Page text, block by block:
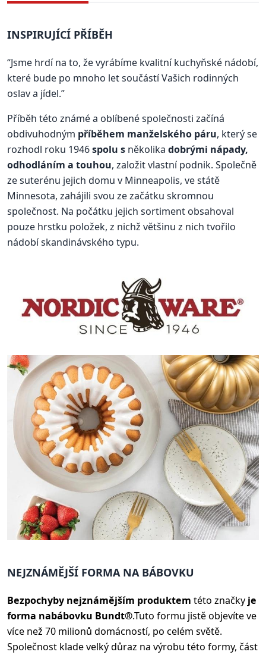
INSPIRUJÍCÍ PŘÍBĚH
“Jsme hrdí na to, že vyrábíme kvalitní kuchyňské nádobí,
které bude po mnoho let součástí Vašich rodinných
oslav a jídel.”
Příběh této známé a oblíbené společnosti začíná
obdivuhodným příběhem manželského páru, který se
rozhodl roku 1946spolu s několika dobrými nápady,
odhodláním a touhou, založit vlastní podnik. Společně
ze suterénu jejich domu v Minneapolis, ve státě
Minnesota, zahájili svou ze začátku skromnou
společnost. Na počátku jejich sortiment obsahoval
pouze hrstku položek, z nichž většinu z nich tvořilo
nádobí skandinávského typu.
NEJZNÁMĚJŠÍ FORMA NA BÁBOVKU
Bezpochyby nejznámějším produktem této značky je
forma nabábovku Bundt®.Tuto formu jistě objevíte ve
více než 70 milionů domácností, po celém světě.
Společnost klade velký důraz na výrobu této formy, část